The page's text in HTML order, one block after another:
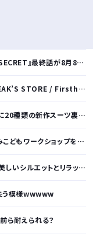
MC指原莉乃、満島真之介らがコメント
/ Firsthand / Freadaから登場
・フラミンゴ・虎・フラガール・リゾート柄など豊富！
楽しむ靴デコレーション体験や足の計測会
感を両立したタックワイドパンツが登場
う模様wwwww
ら耐えられる？